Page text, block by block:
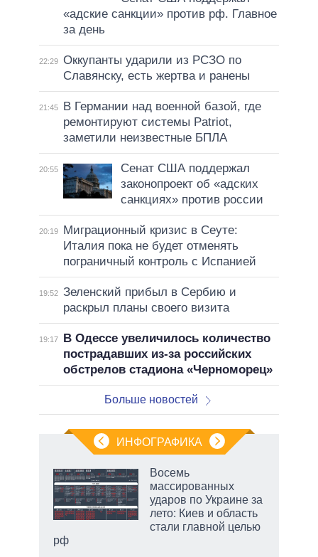
«адские санкции» против рф. Главное
за день
22:29 Оккупанты ударили из РСЗО по
Славянску, есть жертва и ранены
21:45
В Германии над военной базой, где
ремонтируют системы Patriot,
заметили неизвестные БПЛА
20:55
Сенат США поддержал
законопроект об «адских
санкциях» против россии
20:19
Миграционный кризис в Сеуте:
Италия пока не будет отменять
пограничный контроль с Испанией
19:52 Зеленский прибыл в Сербию и
раскрыл планы своего визита
19:17
В Одессе увеличилось количество
пострадавших из-за российских
обстрелов стадиона «Черноморец»
Больше новостей
ИНФОГРАФИКА
Восемь
массированных
ударов по Украине за
лето: Киев и область
стали главной целью
рф